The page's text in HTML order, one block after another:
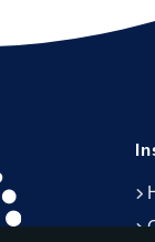
Serviço de